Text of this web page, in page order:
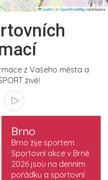
Leaflet|©OpenStreetMapcontributors
z Vašeho města a
živě!
Brno
Brno žije sportem.
Sportovní akce v Brně
2026 jsou na denním
pořádku a sportovní